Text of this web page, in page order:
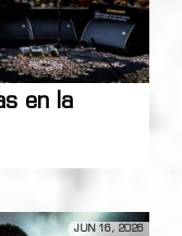
en la
JUN 16, 2026